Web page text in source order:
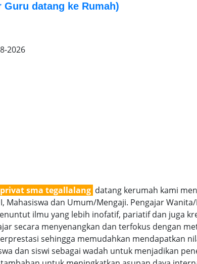
Guru datang ke Rumah)
2026
sma tegallalang datang kerumah kami
Mahasiswa dan Umum/Mengaji. Pengajar
ilmu yang lebih inofatif, pariatif dan juga
secara menyenangkan dan terfokus dengan
sehingga memudahkan mendapatkan
dan siswi sebagai wadah untuk menjadikan